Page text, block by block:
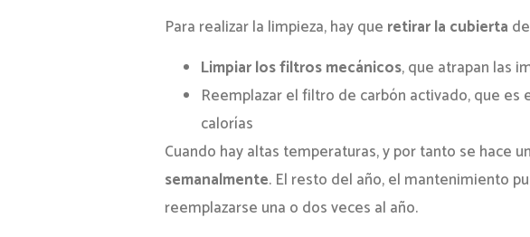
Para realizar la limpieza, hay que retirar la cubierta
Limpiar los filtros mecánicos, que atrapan las
Reemplazar el filtro de carbón activado, que
calorías
Cuando hay altas temperaturas, y por tanto se hace
semanalmente. El resto del año, el mantenimiento
reemplazarse una o dos veces al año.